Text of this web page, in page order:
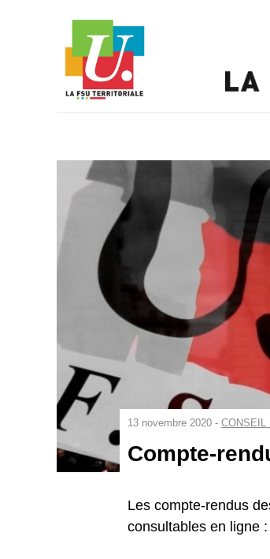
13 novembre 2020 - CONSEIL
Compte-
Les compte-rendus
consultables en ligne :